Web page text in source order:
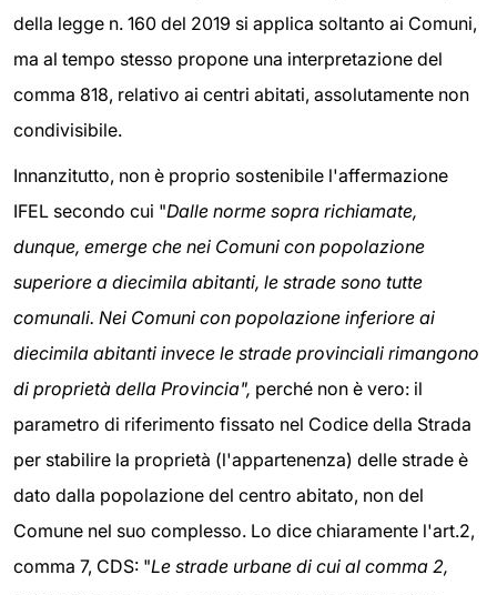
della legge n. 160 del 2019 si applica soltanto ai Comuni,
ma al tempo stesso propone una interpretazione del
comma 818, relativo ai centri abitati, assolutamente non
condivisibile.
Innanzitutto, non è proprio sostenibile l'affermazione
IFEL secondo cui "Dalle norme sopra richiamate,
dunque, emerge che nei Comuni con popolazione
superiore a diecimila abitanti, le strade sono tutte
comunali. Nei Comuni con popolazione inferiore ai
diecimila abitanti invece le strade provinciali rimangono
di proprietà della Provincia", perché non è vero: il
parametro di riferimento fissato nel Codice della Strada
per stabilire la proprietà (l'appartenenza) delle strade è
dato dalla popolazione del centro abitato, non del
Comune nel suo complesso. Lo dice chiaramente l'art.2,
comma 7, CDS: "Le strade urbane di cui al comma 2,